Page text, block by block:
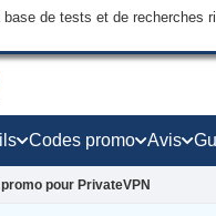
de tests et de
Codes promo Avis
pour PrivateVPN